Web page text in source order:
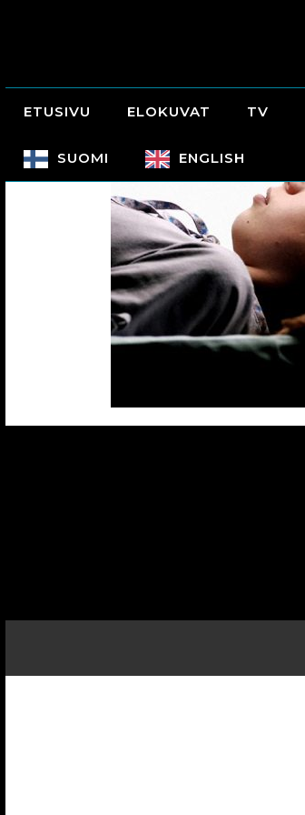
ETUSIVU ELOKUVAT TV
SUOMI ENGLISH